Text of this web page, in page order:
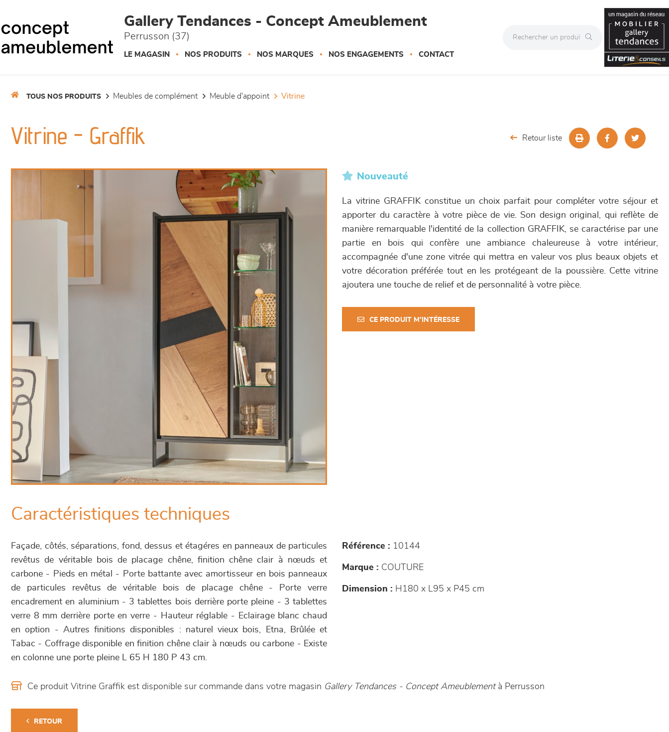
Gallery Tendances - Concept Ameublement
Perrusson (37)
LE MAGASIN NOS PRODUITS NOS MARQUES NOS ENGAGEMENTS CONTACT
TOUS NOS PRODUITS meubles de complément meuble d'appoint vitrine
Vitrine - Graffik Retour liste
Nouveauté
La vitrine GRAFFIK constitue un choix parfait pour compléter votre séjour et
apporter du caractère à votre pièce de vie. Son design original, qui reflète de
manière remarquable l'identité de la collection GRAFFIK, se caractérise par une
partie en bois qui confère une ambiance chaleureuse à votre intérieur,
accompagnée d'une zone vitrée qui mettra en valeur vos plus beaux objets et
votre décoration préférée tout en les protégeant de la poussière. Cette vitrine
ajoutera une touche de relief et de personnalité à votre pièce.
CE PRODUIT M'INTÉRESSE
Caractéristiques techniques
Façade, côtés, séparations, fond, dessus et étagéres en panneaux de particules
revêtus de véritable bois de placage chêne, finition chêne clair à nœuds et
carbone - Pieds en métal - Porte battante avec amortisseur en bois panneaux
de particules revêtus de véritable bois de placage chêne - Porte verre
encadrement en aluminium - 3 tablettes bois derrière porte pleine - 3 tablettes
verre 8 mm derrière porte en verre - Hauteur réglable - Eclairage blanc chaud
en option - Autres finitions disponibles : naturel vieux bois, Etna, Brûlée et
Tabac - Coffrage disponible en finition chêne clair à nœuds ou carbone - Existe
en colonne une porte pleine L 65 H 180 P 43 cm.
Référence : 10144
Marque : COUTURE
Dimension : H180 x L95 x P45 cm
Ce produit Vitrine Graffik est disponible sur commande dans votre magasin Gallery Tendances - Concept Ameublement à Perrusson
RETOUR